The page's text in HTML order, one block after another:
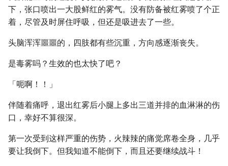
下，张口喷出一大股鲜红的雾气。没有防备被红雾喷了个正
着，尽管及时屏住呼吸，但还是吸进去了一些。
头脑浑浑噩噩的，四肢都有些沉重，方向感逐渐丧失。
是毒雾吗？生效的也太快了吧？
「呃啊！！」
伴随着痛呼，退出红雾后小腿上多出三道并排的血淋淋的伤
口，幸好不算很深。
第一次受到这样严重的伤势，火辣辣的痛觉席卷全身，几乎
要让我倒下。但我知道不能倒下，而且还要继续战斗！